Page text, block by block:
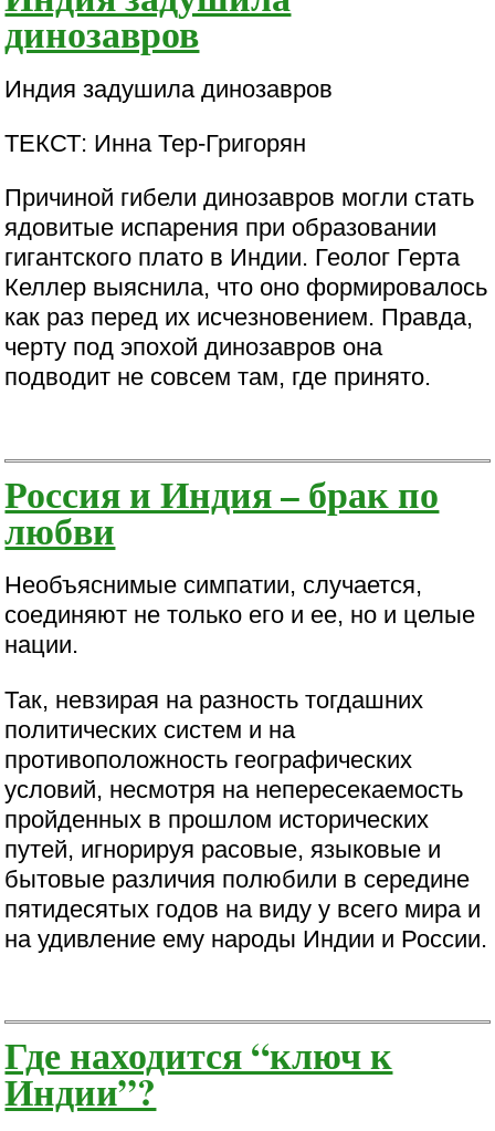
динозавров
Индия задушила динозавров
ТЕКСТ: Инна Тер-Григорян
Причиной гибели динозавров могли стать
ядовитые испарения при образовании
гигантского плато в Индии. Геолог Герта
Келлер выяснила, что оно формировалось
как раз перед их исчезновением. Правда,
черту под эпохой динозавров она
подводит не совсем там, где принято.
Россия и Индия – брак по
любви
Необъяснимые симпатии, случается,
соединяют не только его и ее, но и целые
нации.
Так, невзирая на разность тогдашних
политических систем и на
противоположность географических
условий, несмотря на непересекаемость
пройденных в прошлом исторических
путей, игнорируя расовые, языковые и
бытовые различия полюбили в середине
пятидесятых годов на виду у всего мира и
на удивление ему народы Индии и России.
Где находится “ключ к
Индии”?